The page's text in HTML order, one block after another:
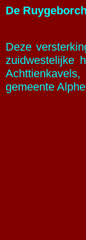
De
Deze
zuidwestelijke
gemeente